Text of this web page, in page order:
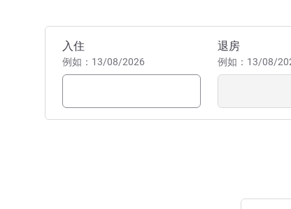
预订此酒店
入住
例如：13/08/2026
退房
例如：13/08/